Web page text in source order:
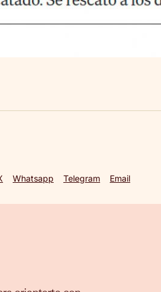
Whatsapp Telegram Email